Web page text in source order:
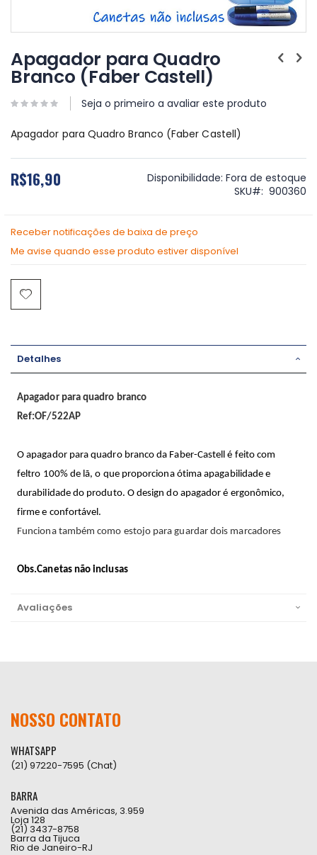
para
o
início
Galeria
imagens
Apagador para Quadro
Branco (Faber Castell)
Seja o primeiro a avaliar este produto
Apagador para Quadro Branco (Faber Castell)
R$16,90 Disponibilidade: Fora de estoque
SKU
900360
Receber notificações de baixa de preço
Me avise quando esse produto estiver disponível
Detalhes
Apagador para quadro branco
Ref:OF/522AP
O apagador para quadro branco da Faber-Castell é feito com
feltro 100% de lã, o que proporciona ótima apagabilidade e
durabilidade do produto. O design do apagador é ergonômico,
firme e confortável.
Funciona também como estojo para guardar dois marcadores
Obs.Canetas não inclusas
Avaliações
NOSSO CONTATO
WHATSAPP
(21) 97220-7595 (Chat)
BARRA
Avenida das Américas, 3.959
Loja 128
(21) 3437-8758
Barra da Tijuca
Rio de Janeiro-RJ